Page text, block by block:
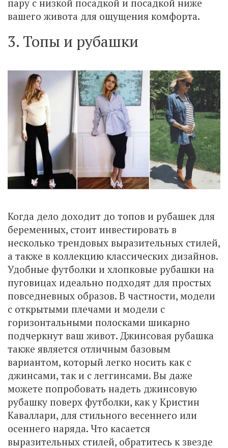
пару с низкой посадкой и посадкой ниже
вашего живота для ощущения комфорта.
3. Топы и рубашки
Когда дело доходит до топов и рубашек для
беременных, стоит инвестировать в
несколько трендовых выразительных стилей,
а также в коллекцию классических дизайнов.
Удобные футболки и хлопковые рубашки на
пуговицах идеально подходят для простых
повседневных образов. В частности, модели
с открытыми плечами и модели с
горизонтальными полосками шикарно
подчеркнут ваш живот. Джинсовая рубашка
также является отличным базовым
вариантом, который легко носить как с
джинсами, так и с леггинсами. Вы даже
можете попробовать надеть джинсовую
рубашку поверх футболки, как у Кристин
Каваллари, для стильного весеннего или
осеннего наряда. Что касается
выразительных стилей, обратитесь к звезде